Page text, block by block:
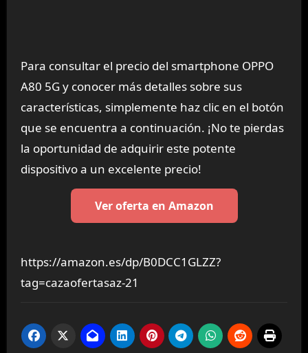
Para consultar el precio del smartphone OPPO
A80 5G y conocer más detalles sobre sus
características, simplemente haz clic en el botón
que se encuentra a continuación. ¡No te pierdas
la oportunidad de adquirir este potente
dispositivo a un excelente precio!
Ver oferta en Amazon
https://amazon.es/dp/B0DCC1GLZZ?
tag=cazaofertasaz-21